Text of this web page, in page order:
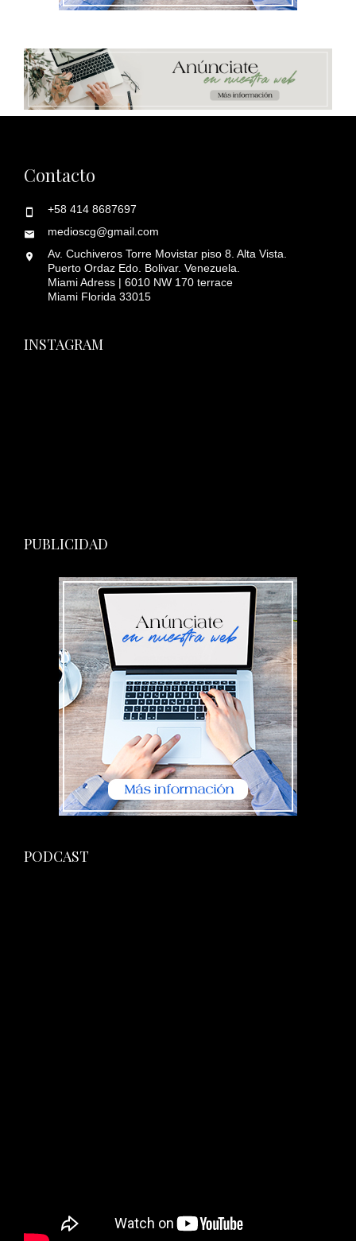
Contacto
+58 414 8687697
medioscg@gmail.com
Av. Cuchiveros Torre Movistar piso 8. Alta Vista.
Puerto Ordaz Edo. Bolivar. Venezuela.
Miami Adress | 6010 NW 170 terrace
Miami Florida 33015
INSTAGRAM
PUBLICIDAD
PODCAST